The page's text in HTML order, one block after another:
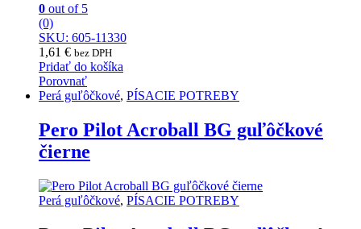
0 out of 5
(0)
SKU: 605-11330
1,61 € bez DPH
Pridať do košíka
Porovnať
Perá guľôčkové, PÍSACIE POTREBY
Pero Pilot Acroball BG guľôčkové
čierne
Perá guľôčkové, PÍSACIE POTREBY